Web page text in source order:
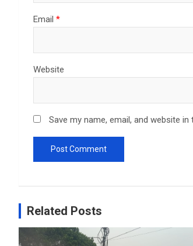
Email *
Website
Save my name, email, and website
Related Posts